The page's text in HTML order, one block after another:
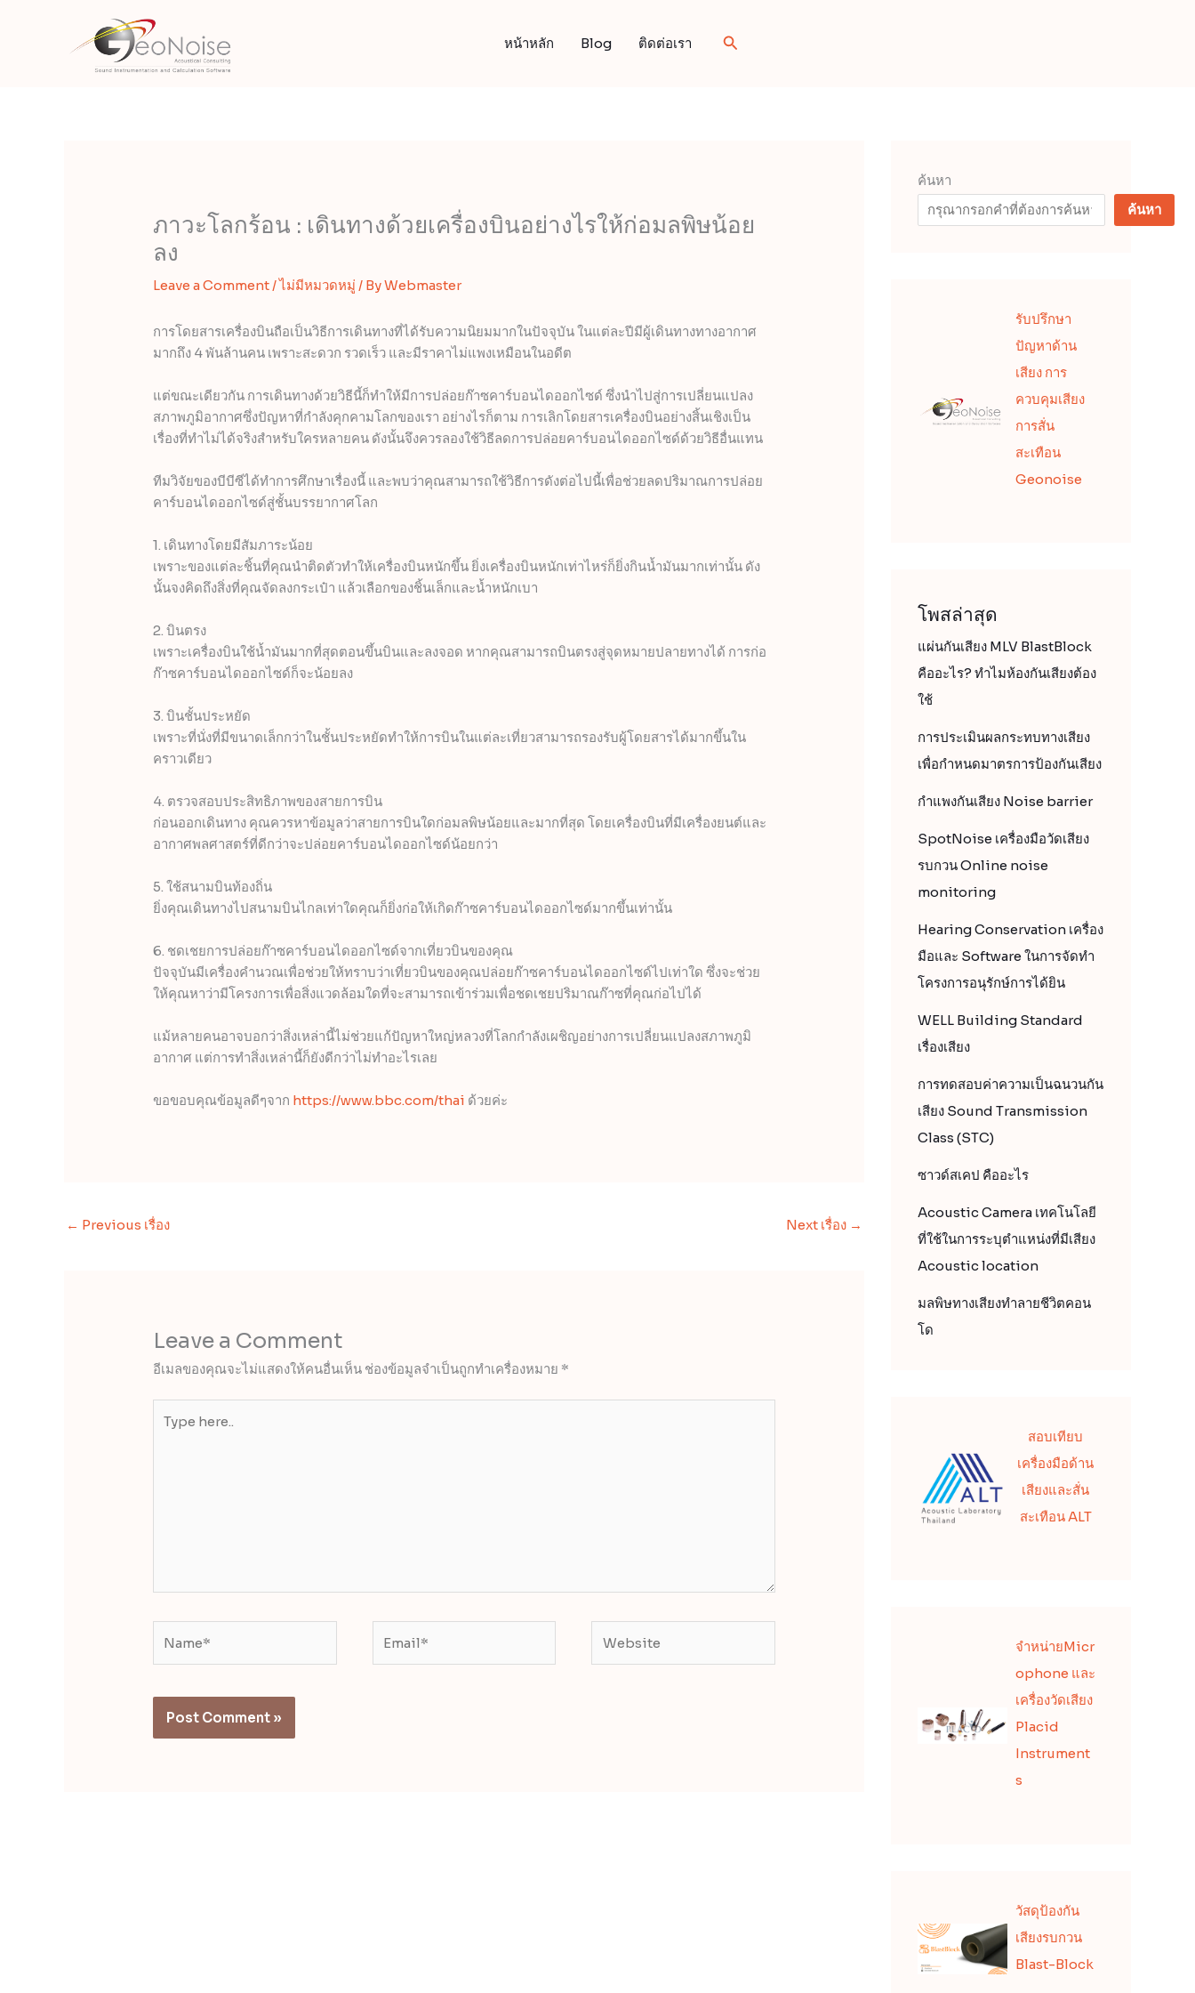
หน้าหลัก Blog ติดต่อเรา Search
ภาวะโลกร้อน : เดินทางด้วยเครื่องบินอย่างไรให้ก่อมลพิษน้อย
ลง
Leave a Comment/ไม่มีหมวดหมู่ / ByWebmaster
การโดยสารเครื่องบินถือเป็นวิธีการเดินทางที่ได้รับความนิยมมากในปัจจุบัน ในแต่ละปีมีผู้เดินทางทางอากาศ
มากถึง 4 พันล้านคน เพราะสะดวก รวดเร็ว และมีราคาไม่แพงเหมือนในอดีต
แต่ขณะเดียวกัน การเดินทางด้วยวิธีนี้ก็ทำให้มีการปล่อยก๊าซคาร์บอนไดออกไซด์ ซึ่งนำไปสู่การเปลี่ยนแปลง
สภาพภูมิอากาศซึ่งปัญหาที่กำลังคุกคามโลกของเรา อย่างไรก็ตาม การเลิกโดยสารเครื่องบินอย่างสิ้นเชิงเป็น
เรื่องที่ทำไม่ได้จริงสำหรับใครหลายคน ดังนั้นจึงควรลองใช้วิธีลดการปล่อยคาร์บอนไดออกไซด์ด้วยวิธีอื่นแทน
ทีมวิจัยของบีบีซีได้ทำการศึกษาเรื่องนี้ และพบว่าคุณสามารถใช้วิธีการดังต่อไปนี้เพื่อช่วยลดปริมาณการปล่อย
คาร์บอนไดออกไซด์สู่ชั้นบรรยากาศโลก
1. เดินทางโดยมีสัมภาระน้อย
เพราะของแต่ละชิ้นที่คุณนำติดตัวทำให้เครื่องบินหนักขึ้น ยิ่งเครื่องบินหนักเท่าไหร่ก็ยิ่งกินน้ำมันมากเท่านั้น ดัง
นั้นจงคิดถึงสิ่งที่คุณจัดลงกระเป๋า แล้วเลือกของชิ้นเล็กและน้ำหนักเบา
2. บินตรง
เพราะเครื่องบินใช้น้ำมันมากที่สุดตอนขึ้นบินและลงจอด หากคุณสามารถบินตรงสู่จุดหมายปลายทางได้ การก่อ
ก๊าซคาร์บอนไดออกไซด์ก็จะน้อยลง
3. บินชั้นประหยัด
เพราะที่นั่งที่มีขนาดเล็กกว่าในชั้นประหยัดทำให้การบินในแต่ละเที่ยวสามารถรองรับผู้โดยสารได้มากขึ้นใน
คราวเดียว
4. ตรวจสอบประสิทธิภาพของสายการบิน
ก่อนออกเดินทาง คุณควรหาข้อมูลว่าสายการบินใดก่อมลพิษน้อยและมากที่สุด โดยเครื่องบินที่มีเครื่องยนต์และ
อากาศพลศาสตร์ที่ดีกว่าจะปล่อยคาร์บอนไดออกไซด์น้อยกว่า
5. ใช้สนามบินท้องถิ่น
ยิ่งคุณเดินทางไปสนามบินไกลเท่าใดคุณก็ยิ่งก่อให้เกิดก๊าซคาร์บอนไดออกไซด์มากขึ้นเท่านั้น
6. ชดเชยการปล่อยก๊าซคาร์บอนไดออกไซด์จากเที่ยวบินของคุณ
ปัจจุบันมีเครื่องคำนวณเพื่อช่วยให้ทราบว่าเที่ยวบินของคุณปล่อยก๊าซคาร์บอนไดออกไซด์ไปเท่าใด ซึ่งจะช่วย
ให้คุณหาว่ามีโครงการเพื่อสิ่งแวดล้อมใดที่จะสามารถเข้าร่วมเพื่อชดเชยปริมาณก๊าซที่คุณก่อไปได้
แม้หลายคนอาจบอกว่าสิ่งเหล่านี้ไม่ช่วยแก้ปัญหาใหญ่หลวงที่โลกกำลังเผชิญอย่างการเปลี่ยนแปลงสภาพภูมิ
อากาศ แต่การทำสิ่งเหล่านี้ก็ยังดีกว่าไม่ทำอะไรเลย
ขอขอบคุณข้อมูลดีๆจาก https://www.bbc.com/thai ด้วยค่ะ
← Previous เรื่อง Next เรื่อง →
Leave a Comment
อีเมลของคุณจะไม่แสดงให้คนอื่นเห็น ช่องข้อมูลจำเป็นถูกทำเครื่องหมาย *
here..
ค้นหา
ค้นหา
รับปรึกษา
ปัญหาด้าน
เสียง การ
ควบคุมเสียง
การสั่น
สะเทือน
Geonoise
โพสล่าสุด
แผ่นกันเสียง MLV BlastBlock
คืออะไร? ทำไมห้องกันเสียงต้อง
ใช้
การประเมินผลกระทบทางเสียง
เพื่อกำหนดมาตรการป้องกันเสียง
กำแพงกันเสียง Noise barrier
SpotNoise เครื่องมือวัดเสียง
รบกวน Online noise
monitoring
Hearing Conservation เครื่อง
มือและ Software ในการจัดทำ
โครงการอนุรักษ์การได้ยิน
WELL Building Standard
เรื่องเสียง
การทดสอบค่าความเป็นฉนวนกัน
เสียง Sound Transmission
Class (STC)
ซาวด์สเคป คืออะไร
Acoustic Camera เทคโนโลยี
ที่ใช้ในการระบุตำแหน่งที่มีเสียง
Acoustic location
มลพิษทางเสียงทำลายชีวิตคอน
โด
สอบเทียบ
เครื่องมือด้าน
เสียงและสั่น
สะเทือน ALT
จำหน่ายMicr
ophone และ
เครื่องวัดเสียง
Placid
Instrument
s
วัสดุป้องกัน
เสียงรบกวน
Blast-Block